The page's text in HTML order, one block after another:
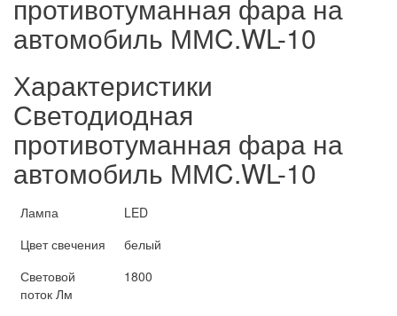
противотуманная фара на
автомобиль ММC.WL-10
Характеристики
Светодиодная
противотуманная фара на
автомобиль ММC.WL-10
Лампа
LED
Цвет свечения
белый
Световой
поток Лм
1800